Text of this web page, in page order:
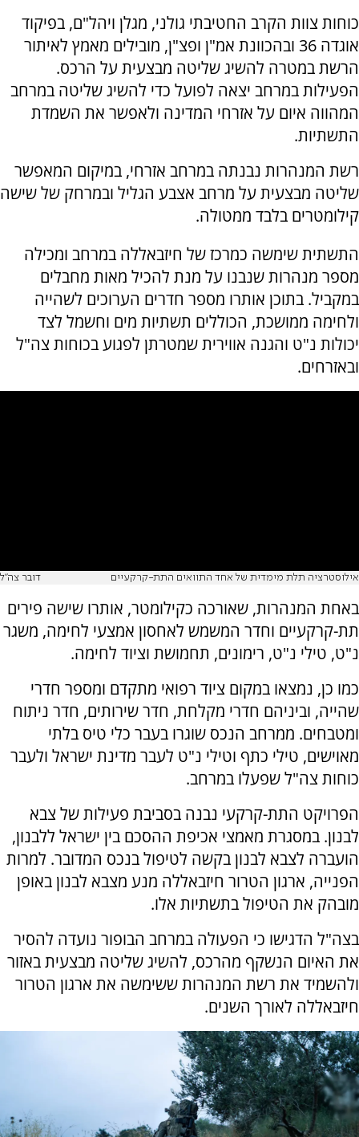
כוחות צוות הקרב החטיבתי גולני, מגלן ויהל"ם, בפיקוד
אוגדה 36 ובהכוונת אמ"ן ופצ"ן, מובילים מאמץ לאיתור
הרשת במטרה להשיג שליטה מבצעית על הרכס.
הפעילות במרחב יצאה לפועל כדי להשיג שליטה במרחב
המהווה איום על אזרחי המדינה ולאפשר את השמדת
התשתיות.
רשת המנהרות נבנתה במרחב אזרחי, במיקום המאפשר
שליטה מבצעית על מרחב אצבע הגליל ובמרחק של שישה
קילומטרים בלבד ממטולה.
התשתית שימשה כמרכז של חיזבאללה במרחב ומכילה
מספר מנהרות שנבנו על מנת להכיל מאות מחבלים
במקביל. בתוכן אותרו מספר חדרים הערוכים לשהייה
ולחימה ממושכת, הכוללים תשתיות מים וחשמל לצד
יכולות נ"ט והגנה אווירית שמטרתן לפגוע בכוחות צה"ל
ובאזרחים.
אילוסטרציה תלת מימדית של אחד התוואים התת-קרקעיים דובר צה"ל
באחת המנהרות, שאורכה כקילומטר, אותרו שישה פירים
תת-קרקעיים וחדר המשמש לאחסון אמצעי לחימה, משגר
נ"ט, טילי נ"ט, רימונים, תחמושת וציוד לחימה.
כמו כן, נמצאו במקום ציוד רפואי מתקדם ומספר חדרי
שהייה, וביניהם חדרי מקלחת, חדר שירותים, חדר ניתוח
ומטבחים. ממרחב הנכס שוגרו בעבר כלי טיס בלתי
מאוישים, טילי כתף וטילי נ"ט לעבר מדינת ישראל ולעבר
כוחות צה"ל שפעלו במרחב.
הפרויקט התת-קרקעי נבנה בסביבת פעילות של צבא
לבנון. במסגרת מאמצי אכיפת ההסכם בין ישראל ללבנון,
הועברה לצבא לבנון בקשה לטיפול בנכס המדובר. למרות
הפנייה, ארגון הטרור חיזבאללה מנע מצבא לבנון באופן
מובהק את הטיפול בתשתיות אלו.
בצה"ל הדגישו כי הפעולה במרחב הבופור נועדה להסיר
את האיום הנשקף מהרכס, להשיג שליטה מבצעית באזור
ולהשמיד את רשת המנהרות ששימשה את ארגון הטרור
חיזבאללה לאורך השנים.